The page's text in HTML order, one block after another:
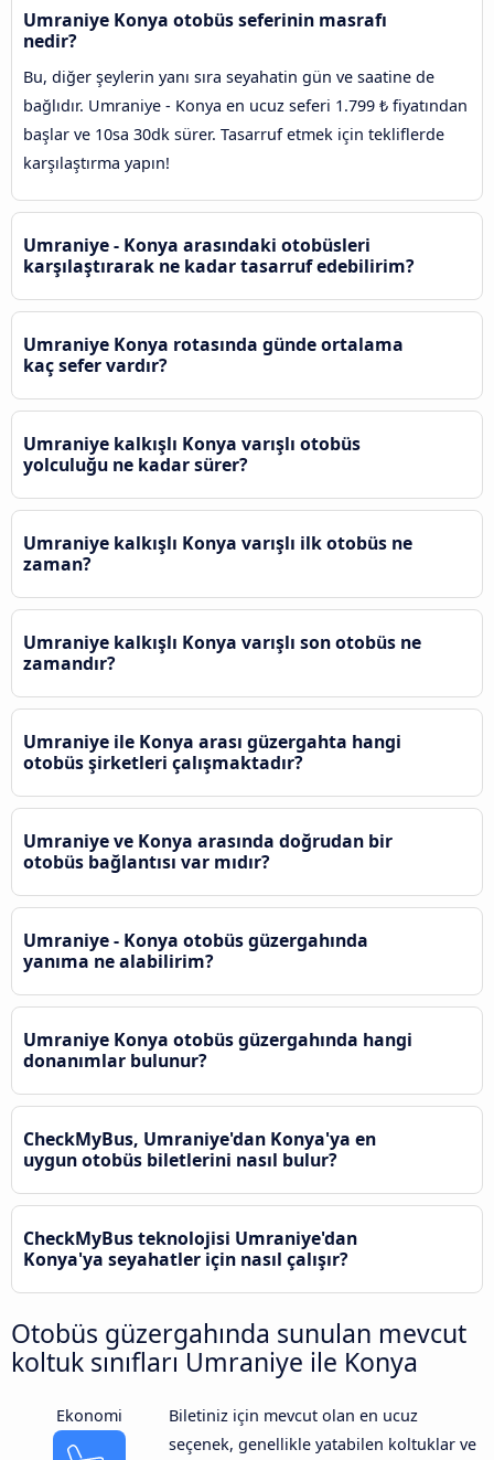
Umraniye Konya otobüs seferinin masrafı
nedir?
Bu, diğer şeylerin yanı sıra seyahatin gün ve saatine de
bağlıdır. Umraniye - Konya en ucuz seferi 1.799 ₺ fiyatından
başlar ve 10sa 30dk sürer. Tasarruf etmek için tekliflerde
karşılaştırma yapın!
Umraniye - Konya arasındaki otobüsleri
karşılaştırarak ne kadar tasarruf edebilirim?
Umraniye Konya rotasında günde ortalama
kaç sefer vardır?
Umraniye kalkışlı Konya varışlı otobüs
yolculuğu ne kadar sürer?
Umraniye kalkışlı Konya varışlı ilk otobüs ne
zaman?
Umraniye kalkışlı Konya varışlı son otobüs ne
zamandır?
Umraniye ile Konya arası güzergahta hangi
otobüs şirketleri çalışmaktadır?
Umraniye ve Konya arasında doğrudan bir
otobüs bağlantısı var mıdır?
Umraniye - Konya otobüs güzergahında
yanıma ne alabilirim?
Umraniye Konya otobüs güzergahında hangi
donanımlar bulunur?
CheckMyBus, Umraniye'dan Konya'ya en
uygun otobüs biletlerini nasıl bulur?
CheckMyBus teknolojisi Umraniye'dan
Konya'ya seyahatler için nasıl çalışır?
Otobüs güzergahında sunulan mevcut
koltuk sınıfları Umraniye ile Konya
Ekonomi
Biletiniz için mevcut olan en ucuz
seçenek, genellikle yatabilen koltuklar ve